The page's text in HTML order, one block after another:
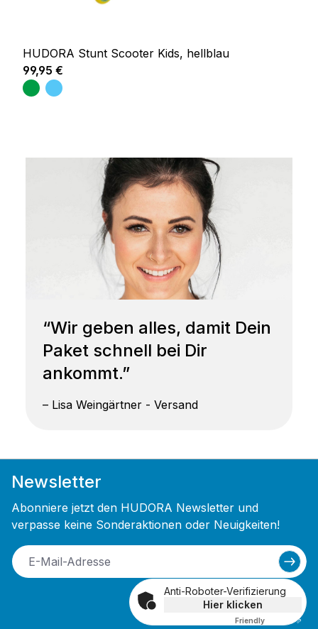
HUDORA Stunt Scooter Kids, hellblau
Regulärer Preis:
99,95 €
“Wir geben alles, damit Dein
Paket schnell bei Dir
ankommt.”
– Lisa Weingärtner - Versand
Newsletter
Abonniere jetzt den HUDORA Newsletter und
verpasse keine Sonderaktionen oder Neuigkeiten!
Anti-Roboter-Verifizierung
Hier klicken
Friendly Captcha ⇗